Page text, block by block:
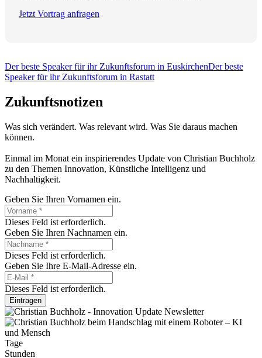
Jetzt Vortrag anfragen
Der beste Speaker für ihr Zukunftsforum in EuskirchenDer beste
Speaker für ihr Zukunftsforum in Rastatt
Zukunftsnotizen
Was sich verändert. Was relevant wird. Was Sie daraus machen
können.
Einmal im Monat ein inspirierendes Update von Christian Buchholz
zu den Themen Innovation, Künstliche Intelligenz und
Nachhaltigkeit.
Geben Sie Ihren Vornamen ein.
Dieses Feld ist erforderlich.
Geben Sie Ihren Nachnamen ein.
Dieses Feld ist erforderlich.
Geben Sie Ihre E-Mail-Adresse ein.
Dieses Feld ist erforderlich.
Eintragen
Tage
Stunden